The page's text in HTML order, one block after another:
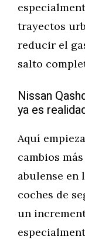
trayectos
reducir el
salto
Nissan
ya es
Aquí
cambios
abulense en
coches de
un